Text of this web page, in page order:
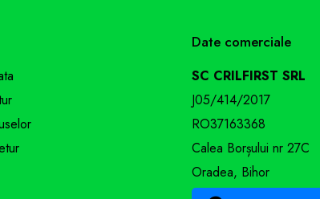
Date comerciale
SC CRILFIRST SRL
J05/414/2017
RO37163368
Calea Borșului nr 27C
Oradea, Bihor